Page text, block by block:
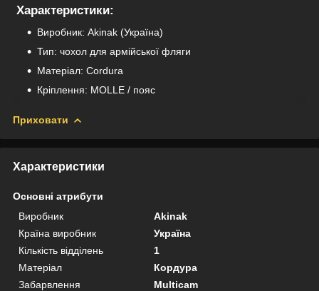
Характеристики:
Виробник: Akinak (Україна)
Тип: чохол для армійської фляги
Матеріал: Cordura
Кріплення: MOLLE / пояс
Приховати
Характеристики
Основні атрибути
Виробник
Akinak
Країна виробник
Україна
Кількість відділень
1
Матеріал
Кордура
Забарвлення
Multicam